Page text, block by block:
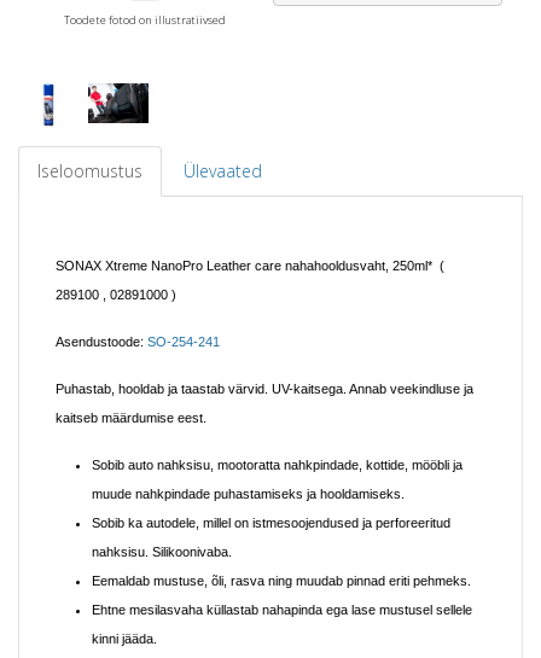
Toodete fotod on illustratiivsed
Iseloomustus Ülevaated
SONAX Xtreme NanoPro Leather care nahahooldusvaht, 250ml* (
289100 , 02891000 )
Asendustoode: SO-254-241
Puhastab, hooldab ja taastab värvid. UV-kaitsega. Annab veekindluse ja
kaitseb määrdumise eest.
Sobib auto nahksisu, mootoratta nahkpindade, kottide, mööbli ja
muude nahkpindade puhastamiseks ja hooldamiseks.
Sobib ka autodele, millel on istmesoojendused ja perforeeritud
nahksisu. Silikoonivaba.
Eemaldab mustuse, õli, rasva ning muudab pinnad eriti pehmeks.
Ehtne mesilasvaha küllastab nahapinda ega lase mustusel sellele
kinni jääda.